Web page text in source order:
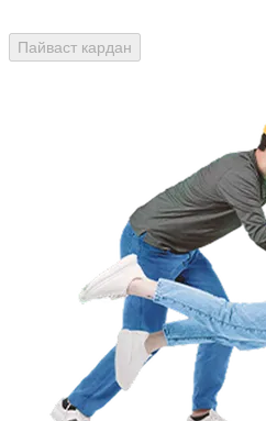
Пайваст кардан